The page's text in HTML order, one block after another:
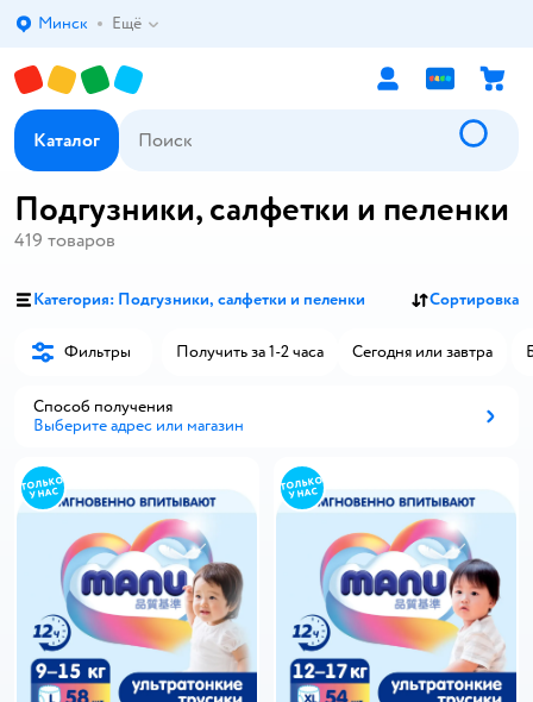
Выбор адреса доставки.
Минск Ещё
Каталог
Подгузники, салфетки и пеленки
419 товаров
Категория: Подгузники, салфетки и пеленки Сортировка
Фильтры Получить за 1-2 часа Сегодня или завтра
Способ получения
Выберите адрес или магазин